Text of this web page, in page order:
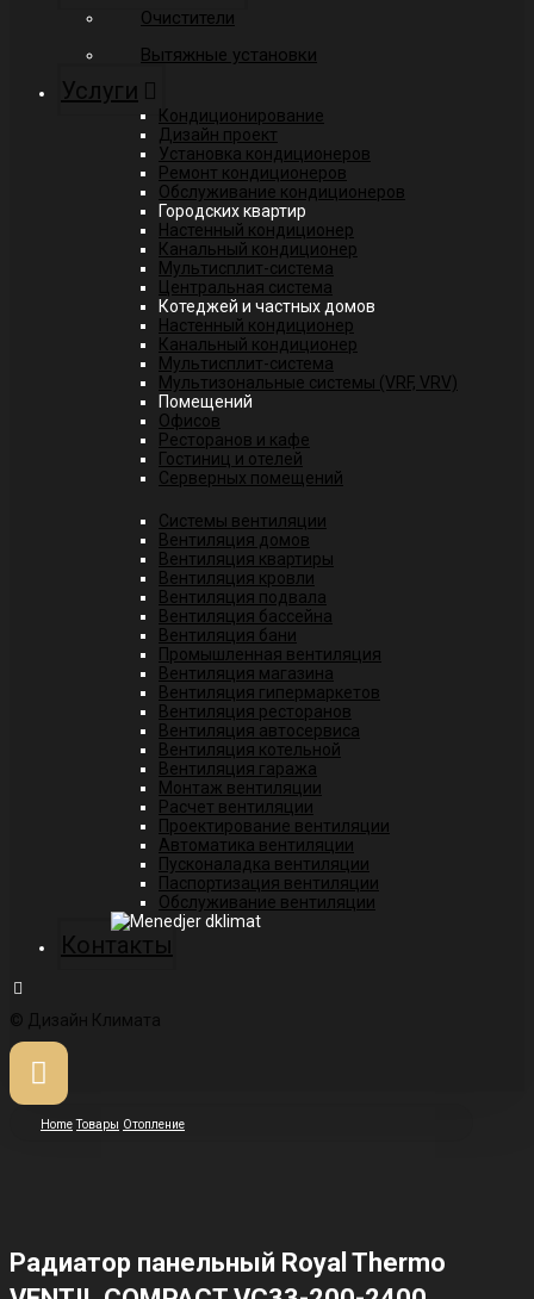
Очистители
Вытяжные установки
Услуги
Кондиционирование
Дизайн проект
Установка кондиционеров
Ремонт кондиционеров
Обслуживание кондиционеров
Городских квартир
Настенный кондиционер
Канальный кондиционер
Мультисплит-система
Центральная система
Котеджей и частных домов
Настенный кондиционер
Канальный кондиционер
Мультисплит-система
Мультизональные системы (VRF, VRV)
Помещений
Офисов
Ресторанов и кафе
Гостиниц и отелей
Серверных помещений
Системы вентиляции
Вентиляция домов
Вентиляция квартиры
Вентиляция кровли
Вентиляция подвала
Вентиляция бассейна
Вентиляция бани
Промышленная вентиляция
Вентиляция магазина
Вентиляция гипермаркетов
Вентиляция ресторанов
Вентиляция автосервиса
Вентиляция котельной
Вентиляция гаража
Монтаж вентиляции
Расчет вентиляции
Проектирование вентиляции
Автоматика вентиляции
Пусконаладка вентиляции
Паспортизация вентиляции
Обслуживание вентиляции
Контакты
© Дизайн Климата
Home Товары Отопление
Радиатор панельный Royal Thermo